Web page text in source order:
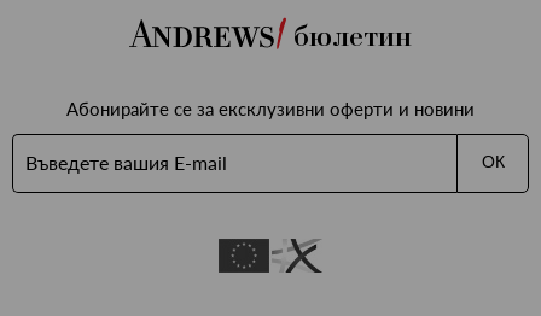
бюлетин
Абонирайте се за ексклузивни оферти и новини
ОК